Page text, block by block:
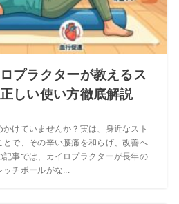
プラクターが教えるス
しい使い方徹底解説
けていませんか？実は、身近なスト
とで、その辛い腰痛を和らげ、改善へ
記事では、カイロプラクターが長年の
チポールがな...